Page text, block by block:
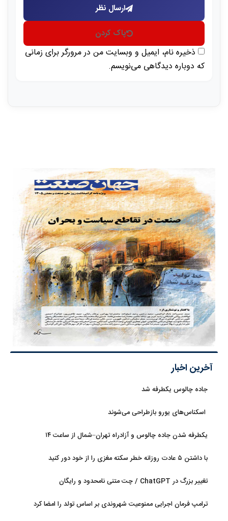
ارسال نظر
پاک کردن
ذخیره نام، ایمیل و وبسایت من در مرورگر برای زمانی
که دوباره دیدگاهی می‌نویسم.
آخرین اخبار
جاده چالوس یکطرفه شد
اسکناس‌های یورو بازطراحی می‌شوند
یکطرفه شدن جاده چالوس و آزادراه تهران–شمال از ساعت ۱۴
با داشتن ۵ عادت روزانه خطر سکته مغزی را از خود دور کنید
تغییر بزرگ در ChatGPT / چت متنی نامحدود و رایگان
ترامپ فرمان اجرایی ممنوعیت شهروندی بر اساس تولد را امضا کرد